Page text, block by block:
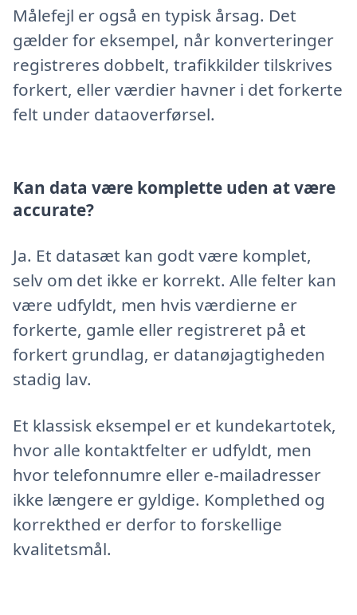
Målefejl er også en typisk årsag. Det
gælder for eksempel, når konverteringer
registreres dobbelt, trafikkilder tilskrives
forkert, eller værdier havner i det forkerte
felt under dataoverførsel.
Kan data være komplette uden at være
accurate?
Ja. Et datasæt kan godt være komplet,
selv om det ikke er korrekt. Alle felter kan
være udfyldt, men hvis værdierne er
forkerte, gamle eller registreret på et
forkert grundlag, er datanøjagtigheden
stadig lav.
Et klassisk eksempel er et kundekartotek,
hvor alle kontaktfelter er udfyldt, men
hvor telefonnumre eller e-mailadresser
ikke længere er gyldige. Komplethed og
korrekthed er derfor to forskellige
kvalitetsmål.